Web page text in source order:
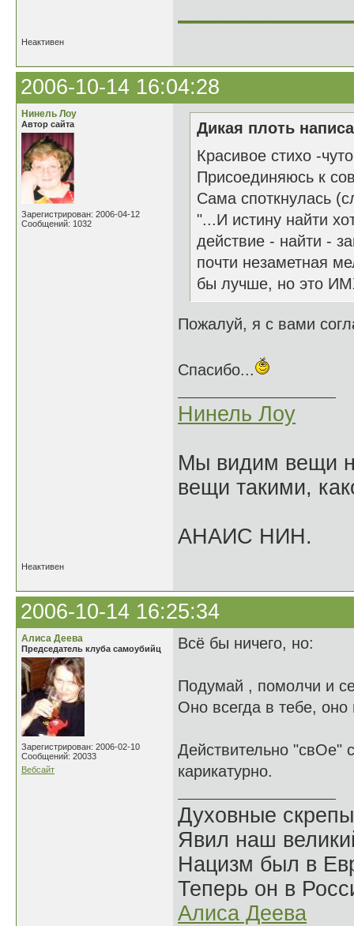
Неактивен
2006-10-14 16:04:28
Нинель Лоу
Автор сайта
Зарегистрирован: 2006-04-12
Сообщений: 1032
Дикая плоть
Красивое стихо -
Присоединяюсь к
Сама споткнулась
"...И истину найти
действие - найти -
почти незаметная
бы лучше, но это
Пожалуй, я с вами
Спасибо...
Нинель Лоу
Мы видим вещи
вещи такими,
АНАИС НИН.
Неактивен
2006-10-14 16:25:34
Алиса Деева
Председатель клуба самоубийц
Зарегистрирован: 2006-02-10
Сообщений: 20033
Вебсайт
Всё бы ничего, но:
Подумай , помолчи и
Оно всегда в тебе, оно
Действительно "свОе"
карикатурно.
Духовные
Явил наш
Нацизм был в
Теперь он в
Алиса Деева